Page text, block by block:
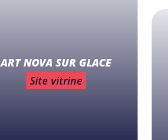
ART NOVA SUR GLACE
Site vitrine